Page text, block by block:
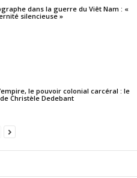
dans la guerre du Viêt Nam : «
silencieuse »
le pouvoir colonial carcéral : le
Christèle Dedebant